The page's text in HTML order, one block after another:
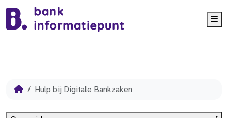
Hulp bij Digitale Bankzaken